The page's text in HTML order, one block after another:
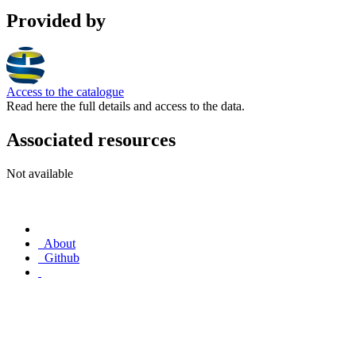
Provided by
Access to the catalogue
Read here the full details and access to the data.
Associated resources
Not available
About
Github